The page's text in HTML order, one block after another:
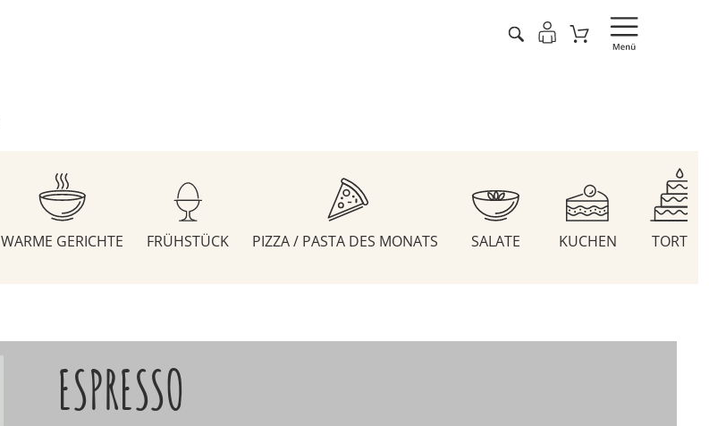
WARME GERICHTE FRÜHSTÜCK PIZZA / PASTA DES MONATS SALATE KUCHEN TORTEN
ESPRESSO